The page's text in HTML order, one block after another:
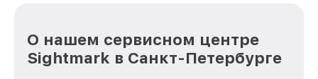
О нашем сервисном центре
Sightmark в Санкт-Петербурге